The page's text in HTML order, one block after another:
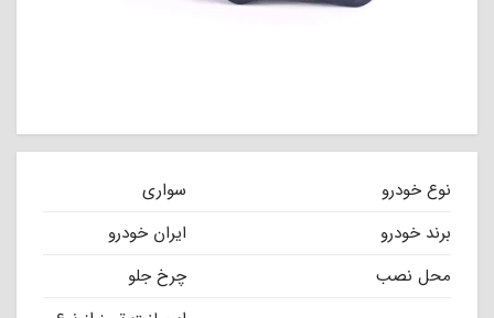
نوع خودرو
سواری
برند خودرو
ایران خودرو
محل نصب
چرخ جلو